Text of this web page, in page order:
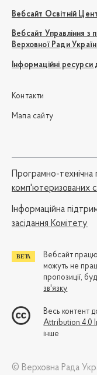
Вебсайт Освітній
Вебсайт Управління з
Верховної Ради
Інформаційні
Контакти
Мапа сайту
Програмно-технічна
комп'ютеризованих
Iнформаційна
засідання Комітету
Вебсайт
можуть не
пропозиції,
зв'язку
Весь контент
Attribution 4.0
інше
© Верховна Рада